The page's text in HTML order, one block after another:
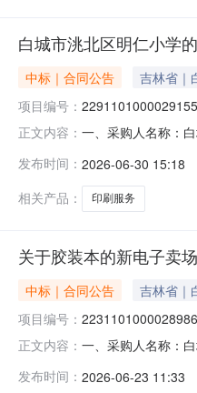
白城市洮北区明仁小学
中标｜合同公告 吉林省｜
项目编号：
正文内容： 一、采购人名称：
50.00502500服务
真：/地址：
发布时间： 2026-06-30 15:18
相关产品：
印刷服务
关于胶装本的新电子卖
中标｜合同公告 吉林省｜
项目编号：
正文内容： 一、采购人名称：
30.00154502晨光
发布时间： 2026-06-23 11:33